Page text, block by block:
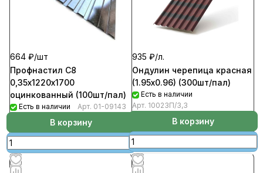
664 ₽/шт
Профнастил С8
0,35х1220х1700
оцинкованный (100шт/пал)
Есть в наличии Арт. 01-09143
В корзину
935 ₽/л.
Ондулин черепица красная
(1.95х0.96) (300шт/пал)
Есть в наличии
Арт. 10023П/3,3
В корзину